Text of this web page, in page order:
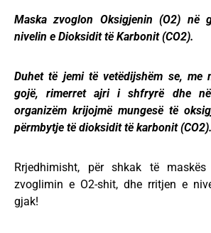
Maska zvoglon Oksigjenin (O2) në
nivelin e Dioksidit të Karbonit (CO2).
Duhet të jemi të vetëdijshëm se, me
gojë, rimerret ajri i shfryrë dhe
organizëm krijojmë mungesë të
përmbytje të dioksidit të karbonit (CO2).
Rrjedhimisht, për shkak të
zvoglimin e O2-shit, dhe rritjen e
gjak!